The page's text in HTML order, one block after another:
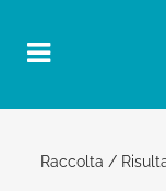
Raccolta /